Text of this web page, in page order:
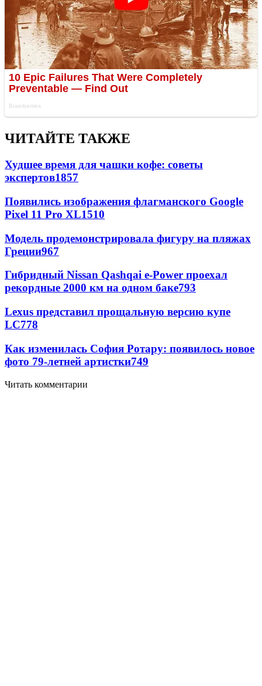
ЧИТАЙТЕ ТАКЖЕ
Худшее время для чашки кофе: советы
экспертов1857
Появились изображения флагманского Google
Pixel 11 Pro XL1510
Модель продемонстрировала фигуру на пляжах
Греции967
Гибридный Nissan Qashqai e-Power проехал
рекордные 2000 км на одном баке793
Lexus представил прощальную версию купе
LC778
Как изменилась София Ротару: появилось новое
фото 79-летней артистки749
Читать комментарии